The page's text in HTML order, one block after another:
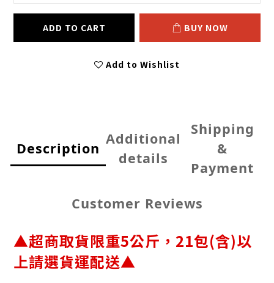
ADD TO CART BUY NOW
Add to Wishlist
Description
Additional
details
Shipping
&
Payment
Customer Reviews
▲超商取貨限重5公斤，21包(含)以
上請選貨運配送▲